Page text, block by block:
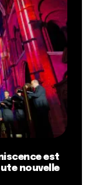
est
nouvelle